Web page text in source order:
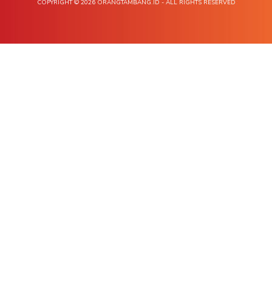
COPYRIGHT © 2026 ORANGTAMBANG.ID - ALL RIGHTS RESERVED